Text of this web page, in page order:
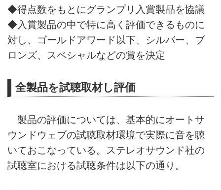
◆得点数をもとにグランプリ入賞製品を協議
◆入賞製品の中で特に高く評価できるものに
対し、ゴールドアワード以下、シルバー、ブ
ロンズ、スペシャルなどの賞を決定
全製品を試聴取材し評価
製品の評価については、基本的にオートサ
ウンドウェブの試聴取材環境で実際に音を聴
いておこなっている。ステレオサウンド社の
試聴室における試聴条件は以下の通り。